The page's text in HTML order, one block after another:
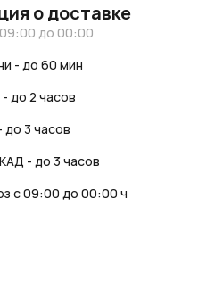
о доставке
до 00:00
- до 60 мин
до 2 часов
3 часов
- до 3 часов
с 09:00 до 00:00 ч